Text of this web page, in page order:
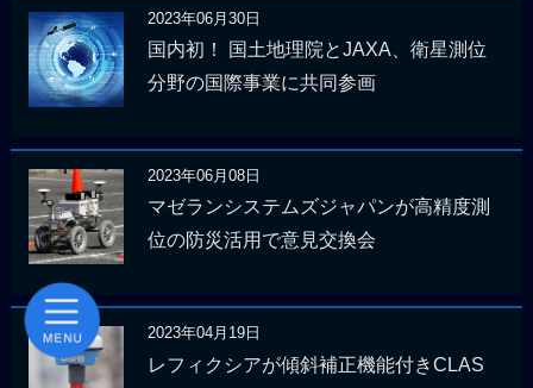
2023年06月30日
国内初！ 国土地理院とJAXA、衛星測位
分野の国際事業に共同参画
2023年06月08日
マゼランシステムズジャパンが高精度測
位の防災活用で意見交換会
2023年04月19日
レフィクシアが傾斜補正機能付きCLAS